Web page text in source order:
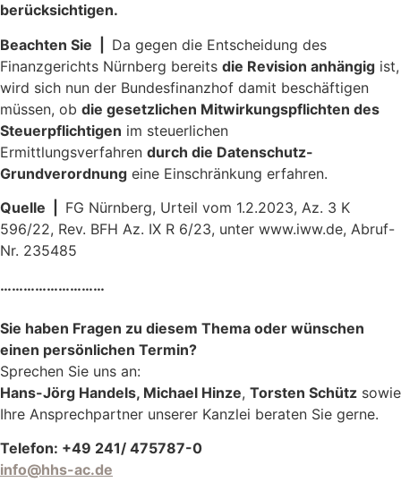
berücksichtigen.
Beachten Sie | Da gegen die Entscheidung des
Finanzgerichts Nürnberg bereits die Revision anhängig ist,
wird sich nun der Bundesfinanzhof damit beschäftigen
müssen, ob die gesetzlichen Mitwirkungspflichten des
Steuerpflichtigen im steuerlichen
Ermittlungsverfahren durch die Datenschutz-
Grundverordnung eine Einschränkung erfahren.
Quelle |
FG Nürnberg, Urteil vom 1.2.2023, Az. 3 K
596/22, Rev. BFH Az. IX R 6/23, unter www.iww.de, Abruf-
Nr. 235485
………………………
Sie haben Fragen zu diesem Thema oder wünschen
einen persönlichen Termin?
Sprechen Sie uns an:
Hans-Jörg Handels, Michael Hinze, Torsten Schütz sowie
Ihre Ansprechpartner unserer Kanzlei beraten Sie gerne.
Telefon: +49 241/ 475787-0
info@hhs-ac.de